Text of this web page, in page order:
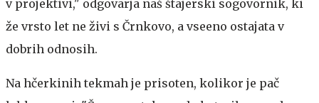
v projektivi," odgovarja naš štajerski sogovornik, ki
že vrsto let ne živi s Črnkovo, a vseeno ostajata v
dobrih odnosih.
Na hčerkinih tekmah je prisoten, kolikor je pač